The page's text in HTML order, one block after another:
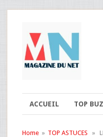
ACCUEIL TOP
Home » TOP ASTUCES »